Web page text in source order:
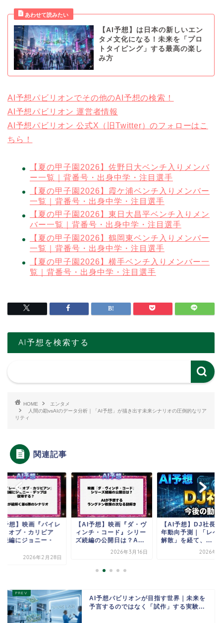
【AI予想】は日本の新しいエン
タメ文化になる！未来を「プロ
トタイピング」する最高の楽し
み方
AI予想パビリオンでその他のAI予想の検索！
AI予想パビリオン 運営者情報
AI予想パビリオン 公式X（旧Twitter）のフォローはこ
ちら！
【夏の甲子園2026】佐野日大ベンチ入りメンバ
ー一覧｜背番号・出身中学・注目選手
【夏の甲子園2026】霞ケ浦ベンチ入りメンバー
一覧｜背番号・出身中学・注目選手
【夏の甲子園2026】東日大昌平ベンチ入りメン
バー一覧｜背番号・出身中学・注目選手
【夏の甲子園2026】鶴岡東ベンチ入りメンバー
一覧｜背番号・出身中学・注目選手
【夏の甲子園2026】横手ベンチ入りメンバー一
覧｜背番号・出身中学・注目選手
AI予想を検索する
HOME
エンタメ
人間の勘vsAIのデータ分析｜「AI予想」が描き出す未来シナリオの圧倒的なリア
リティ
関連記事
予想】映画『パイレ
・オブ・カリビア
続編にジョニー・
2026年2月28日
【AI予想】映画『ダ・ヴ
ィンチ・コード』シリー
ズ続編の公開日は？A...
2026年3月16日
【AI予想】DJ社長
年動向予測｜「レペ
解散」を経て、...
2026年1
AI予想パビリオンが目指す世界｜未来を
予言するのではなく「試作」する実験...